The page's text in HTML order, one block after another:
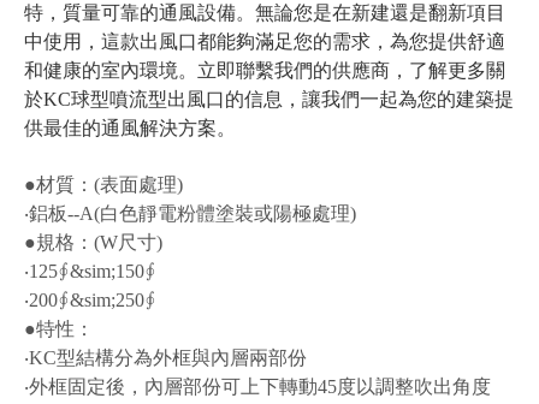
特，質量可靠的通風設備。無論您是在新建還是翻新項目
中使用，這款出風口都能夠滿足您的需求，為您提供舒適
和健康的室內環境。立即聯繫我們的供應商，了解更多關
於KC球型噴流型出風口的信息，讓我們一起為您的建築提
供最佳的通風解決方案。
●材質：(表面處理)
‧鋁板--A(白色靜電粉體塗裝或陽極處理)
●規格：(W尺寸)
‧125∮&sim;150∮
‧200∮&sim;250∮
●特性：
‧KC型結構分為外框與內層兩部份
‧外框固定後，內層部份可上下轉動45度以調整吹出角度